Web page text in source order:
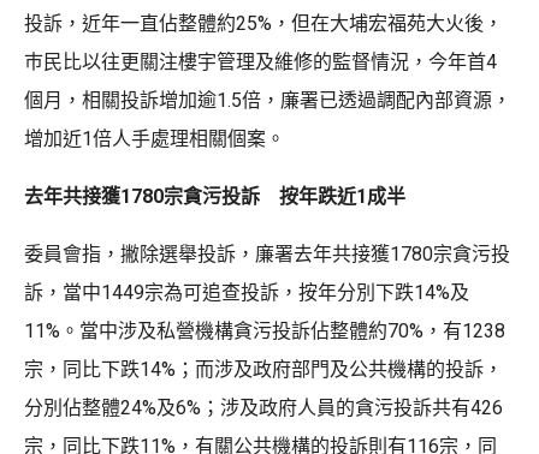
投訴，近年一直佔整體約25%，但在大埔宏福苑大火後，
巿民比以往更關注樓宇管理及維修的監督情況，今年首4
個月，相關投訴增加逾1.5倍，廉署已透過調配內部資源，
增加近1倍人手處理相關個案。
去年共接獲1780宗貪污投訴 按年跌近1成半
委員會指，撇除選舉投訴，廉署去年共接獲1780宗貪污投
訴，當中1449宗為可追查投訴，按年分別下跌14%及
11%。當中涉及私營機構貪污投訴佔整體約70%，有1238
宗，同比下跌14%；而涉及政府部門及公共機構的投訴，
分別佔整體24%及6%；涉及政府人員的貪污投訴共有426
宗，同比下跌11%，有關公共機構的投訴則有116宗，同